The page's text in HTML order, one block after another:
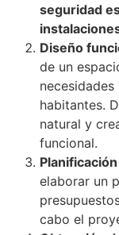
seguridad
Diseño
de un
habitantes.
natural y
funcional.
elaborar un
cabo el